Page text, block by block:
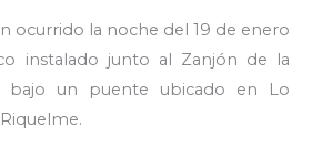
ocurrido la noche del 19 de enero
instalado junto al Zanjón de la
bajo un puente ubicado en Lo